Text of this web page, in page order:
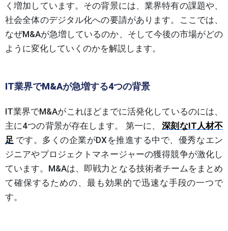
く増加しています。その背景には、業界特有の課題や、
社会全体のデジタル化への要請があります。ここでは、
なぜM&Aが急増しているのか、そして今後の市場がどの
ように変化していくのかを解説します。
IT業界でM&Aが急増する4つの背景
IT業界でM&Aがこれほどまでに活発化しているのには、
主に4つの背景が存在します。 第一に、
深刻なIT人材不
足 です。多くの企業がDXを推進する中で、優秀なエン
ジニアやプロジェクトマネージャーの獲得競争が激化し
ています。M&Aは、即戦力となる技術者チームをまとめ
て確保するための、最も効果的で迅速な手段の一つで
す。